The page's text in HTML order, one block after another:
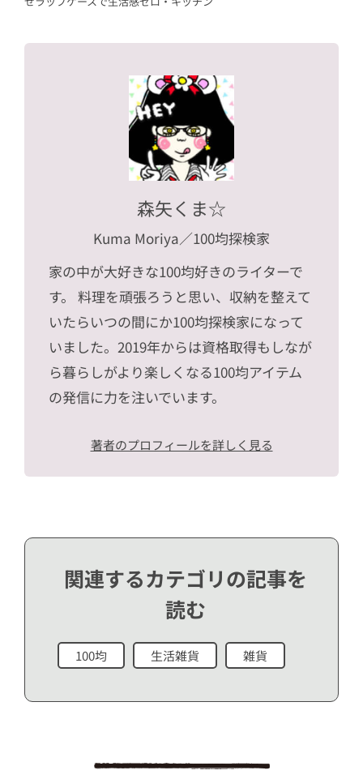
森矢くま☆
Kuma Moriya／100均探検家
家の中が大好きな100均好きのライターで
す。 料理を頑張ろうと思い、収納を整えて
いたらいつの間にか100均探検家になって
いました。2019年からは資格取得もしなが
ら暮らしがより楽しくなる100均アイテム
の発信に力を注いでいます。
著者のプロフィールを詳しく見る
関連するカテゴリの記事を
読む
100均 生活雑貨 雑貨